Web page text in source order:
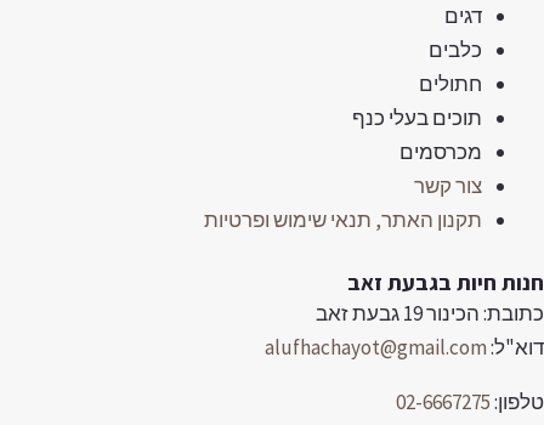
דגים
כלבים
חתולים
תוכים בעלי כנף
מכרסמים
צור קשר
תקנון האתר, תנאי שימוש ופרטיות
חיות בגבעת זאב
הכינור 19 גבעת זאב
alufhachayot@gmail.com
02-6667275